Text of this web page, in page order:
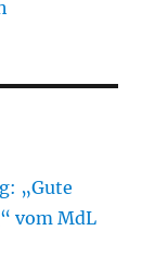
„Gute
vom MdL